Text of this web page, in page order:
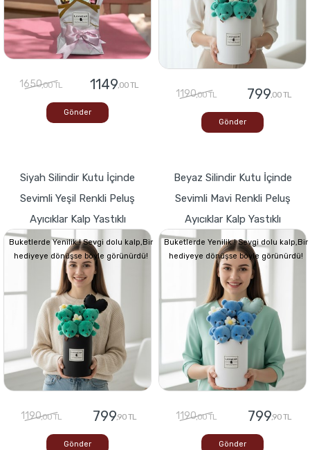
1650,00 TL 1149,00 TL
Gönder
1190,00 TL 799,00 TL
Gönder
Siyah Silindir Kutu İçinde
Sevimli Yeşil Renkli Peluş
Ayıcıklar Kalp Yastıklı
Buketlerde Yenilik ! Sevgi dolu kalp,Bir
hediyeye dönüşse böyle görünürdü!
1190,00 TL 799,90 TL
Gönder
Beyaz Silindir Kutu İçinde
Sevimli Mavi Renkli Peluş
Ayıcıklar Kalp Yastıklı
Buketlerde Yenilik ! Sevgi dolu kalp,Bir
hediyeye dönüşse böyle görünürdü!
1190,00 TL 799,90 TL
Gönder